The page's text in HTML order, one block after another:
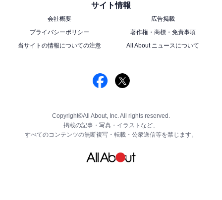
サイト情報
会社概要
広告掲載
プライバシーポリシー
著作権・商標・免責事項
当サイトの情報についての注意
All About ニュースについて
Copyright©All About, Inc. All rights reserved.
掲載の記事・写真・イラストなど、
すべてのコンテンツの無断複写・転載・公衆送信等を禁じます。